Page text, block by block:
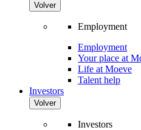
Volver
Employment
Employment
Your place at
Life at Moeve
Talent help
Investors
Volver
Investors